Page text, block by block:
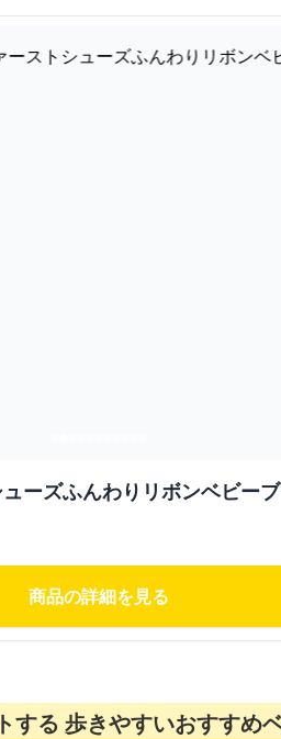
ーズふんわりリボンベビー
商品の詳細を見る
する 歩きやすいおすすめ